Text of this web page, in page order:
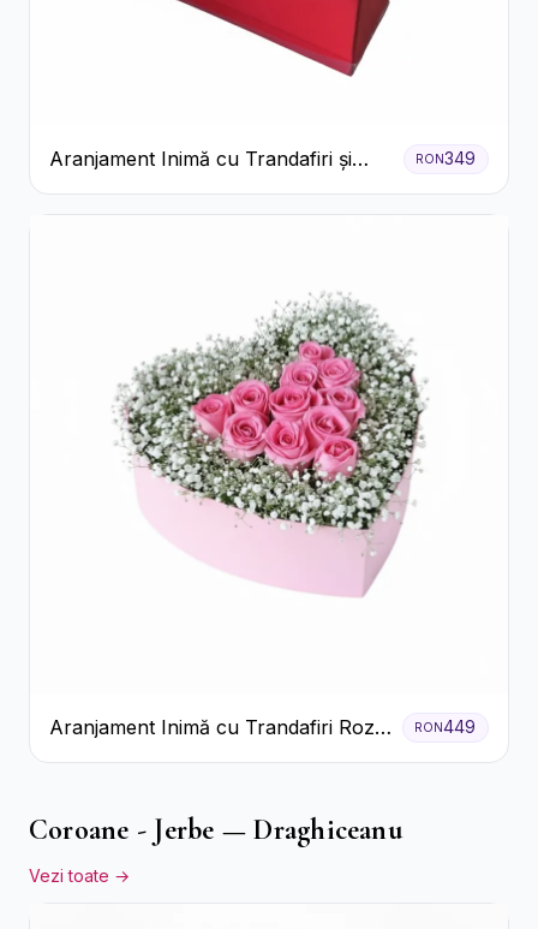
Aranjament Inimă cu Trandafiri și
Praline Ferrero
RON349
Aranjament Inimă cu Trandafiri Roz
și Gypsophila Albă
RON449
Coroane - Jerbe — Draghiceanu
Vezi toate →